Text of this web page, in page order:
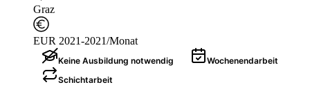
Graz
EUR 2021-2021/Monat
Keine Ausbildung notwendig
Wochenendarbeit
Schichtarbeit